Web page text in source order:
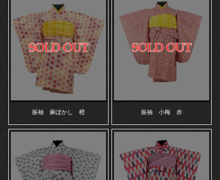
振袖 麻ぼかし 橙 振袖 小梅 赤